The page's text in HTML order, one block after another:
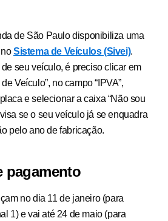
de São Paulo disponibiliza uma
noSistema de Veículos (Sivei).
seu veículo, é preciso clicar em
Veículo”, no campo “IPVA”,
e selecionar a caixa “Não sou
se o seu veículo já se enquadra
pelo ano de fabricação.
pagamento
no dia 11 de janeiro (para
1) e vai até 24 de maio (para